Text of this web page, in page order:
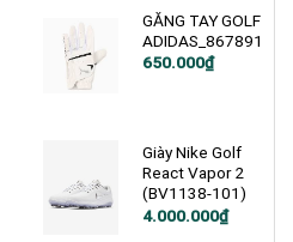
5.900.000₫.
GĂNG TAY GOLF
ADIDAS_867891
650.000₫
Giày Nike Golf
React Vapor 2
(BV1138-101)
Giá
4.000.000₫
Giá